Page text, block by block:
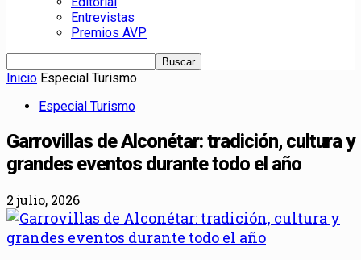
Entrevistas
Premios AVP
Inicio Especial Turismo
Especial Turismo
Garrovillas de Alconétar: tradición, cultura y
grandes eventos durante todo el año
2 julio, 2026